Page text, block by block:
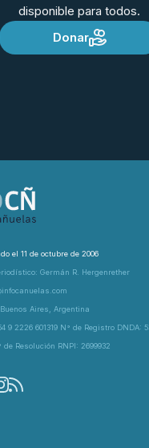
disponible para todos.
Donar
el 11 de octubre de 2006
Germán R. Hergenrether
Aires, Argentina
9 2226 601319 N° de Registro DNDA:
Resolución RNPI: 2699932